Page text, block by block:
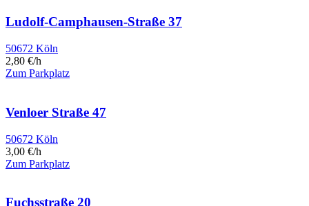
Ludolf-Camphausen-Straße 37
50672 Köln
2,80 €/h
Zum Parkplatz
Venloer Straße 47
50672 Köln
3,00 €/h
Zum Parkplatz
Fuchsstraße 20